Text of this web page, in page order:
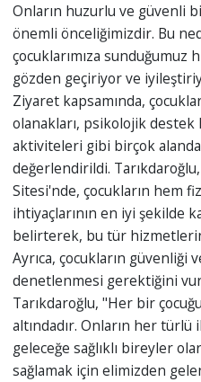
Onların huzurlu ve güvenli
önemli önceliğimizdir. Bu
çocuklarımıza
gözden geçiriyor ve
Ziyaret kapsamında,
olanakları, psikolojik
aktiviteleri gibi birçok alanda
değerlendirildi.
Sitesi'nde, çocukların hem
ihtiyaçlarının en iyi şekilde
belirterek, bu tür
Ayrıca, çocukların güvenliği
denetlenmesi gerektiğini
Tarıkdaroğlu, "Her bir
altındadır. Onların her türlü
geleceğe sağlıklı bireyler
sağlamak için elimizden